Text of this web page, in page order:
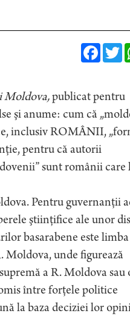
Moldova,publicat pentru
şi anume: cum că
inclusiv ROMÂNII,
pentru că autorii
sunt românii care
Pentru guvernanţii
ştiinţifice ale unor
basarabene este limba
unde figurează
a R. Moldova sau
între forţele politice
la baza deciziei lor